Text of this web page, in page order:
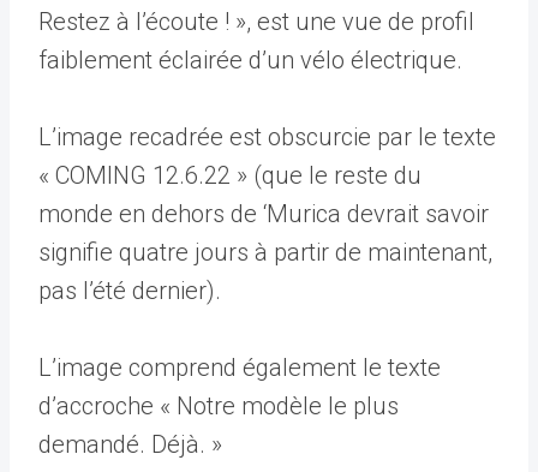
Restez à l’écoute ! », est une vue de profil
faiblement éclairée d’un vélo électrique.
L’image recadrée est obscurcie par le texte
« COMING 12.6.22 » (que le reste du
monde en dehors de ‘Murica devrait savoir
signifie quatre jours à partir de maintenant,
pas l’été dernier).
L’image comprend également le texte
d’accroche « Notre modèle le plus
demandé. Déjà. »